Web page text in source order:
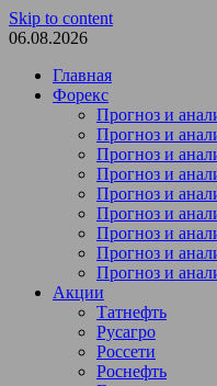
Skip to content
06.08.2026
Главная
Форекс
Прогноз и
Прогноз и
Прогноз и
Прогноз и
Прогноз и
Прогноз и
Прогноз и
Прогноз и
Прогноз и
Акции
Татнефть
Русагро
Россети
Роснефть